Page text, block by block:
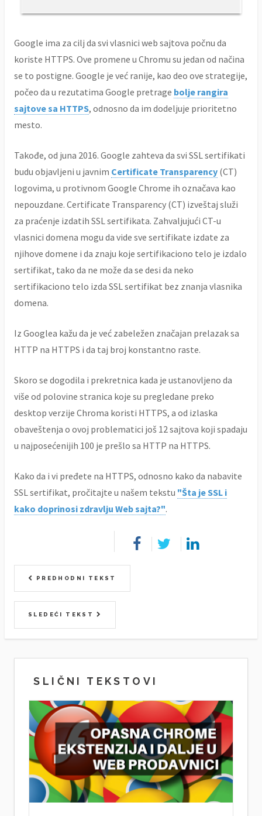
Google ima za cilj da svi vlasnici web sajtova počnu da
koriste HTTPS. Ove promene u Chromu su jedan od načina
se to postigne. Google je već ranije, kao deo ove strategije,
počeo da u rezutatima Google pretrage bolje rangira
sajtove sa HTTPS, odnosno da im dodeljuje prioritetno
mesto.
Takođe, od juna 2016. Google zahteva da svi SSL sertifikati
budu objavljeni u javnim Certificate Transparency (CT)
logovima, u protivnom Google Chrome ih označava kao
nepouzdane. Certificate Transparency (CT) izveštaj služi
za praćenje izdatih SSL sertifikata. Zahvaljujući CT-u
vlasnici domena mogu da vide sve sertifikate izdate za
njihove domene i da znaju koje sertifikaciono telo je izdalo
sertifikat, tako da ne može da se desi da neko
sertifikaciono telo izda SSL sertifikat bez znanja vlasnika
domena.
Iz Googlea kažu da je već zabeležen značajan prelazak sa
HTTP na HTTPS i da taj broj konstantno raste.
Skoro se dogodila i prekretnica kada je ustanovljeno da
više od polovine stranica koje su pregledane preko
desktop verzije Chroma koristi HTTPS, a od izlaska
obaveštenja o ovoj problematici još 12 sajtova koji spadaju
u najposećenijih 100 je prešlo sa HTTP na HTTPS.
Kako da i vi pređete na HTTPS, odnosno kako da nabavite
SSL sertifikat, pročitajte u našem tekstu "Šta je SSL i
kako doprinosi zdravlju Web sajta?".
PREDHODNI TEKST
SLEDEĆI TEKST
SLIČNI TEKSTOVI